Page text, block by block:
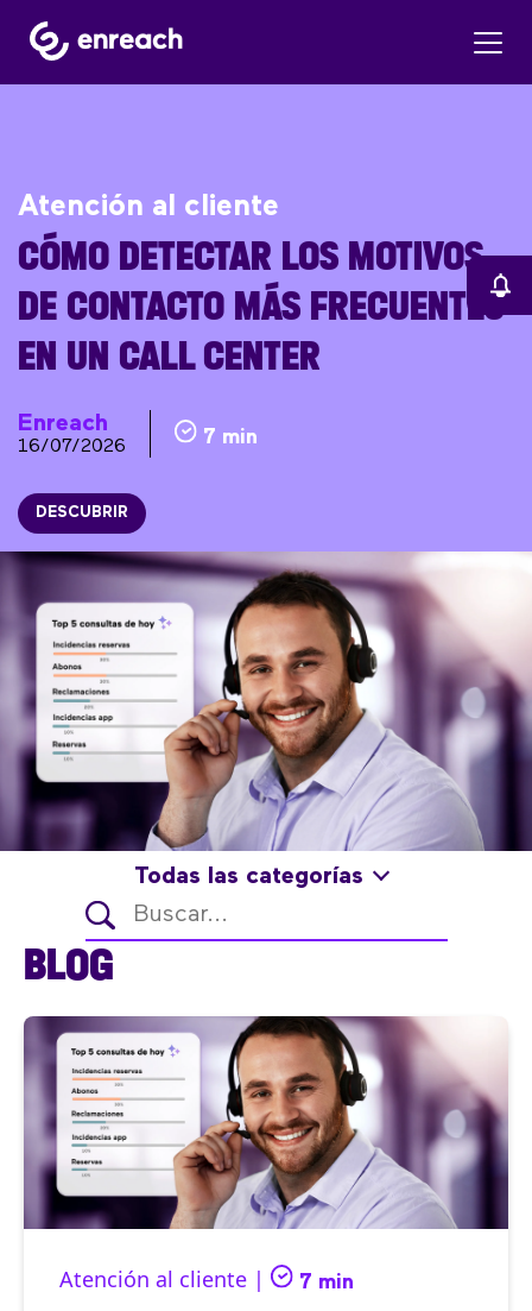
Atención al cliente
CÓMO DETECTAR LOS MOTIVOS
DE CONTACTO MÁS FRECUENTES
EN UN CALL CENTER
Enreach
16/07/2026 7 min
DESCUBRIR
Todas las categorías
BLOG
Atención al cliente | 7 min